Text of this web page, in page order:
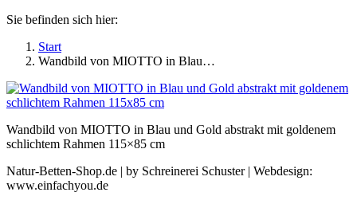
Sie befinden sich hier:
Start
Wandbild von MIOTTO in Blau…
Wandbild von MIOTTO in Blau und Gold abstrakt mit goldenem
schlichtem Rahmen 115×85 cm
Natur-Betten-Shop.de | by Schreinerei Schuster | Webdesign:
www.einfachyou.de